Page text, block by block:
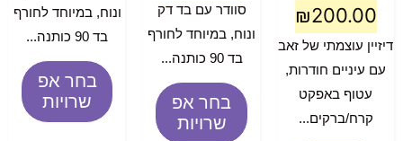
₪200.00
דיזיין עוצמתי של זאב
עם עיניים חודרות,
עטוף באפקט
קרח/ברקים...
סוודר עם בד דק
ונוח, במיוחד לחורף
בד 90 כותנה...
בחר אפ
שרויות
ונוח, במיוחד לחורף
בד 90 כותנה...
בחר אפ
שרויות